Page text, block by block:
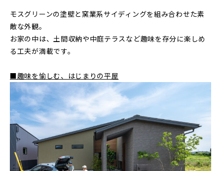
モスグリーンの塗壁と窯業系サイディングを組み合わせた素
敵な外観。
お家の中は、土間収納や中庭テラスなど趣味を存分に楽しめ
る工夫が満載です。
■趣味を愉しむ、はじまりの平屋